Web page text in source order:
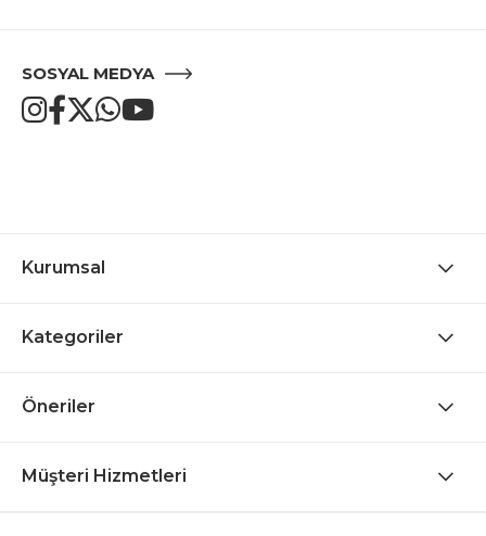
SOSYAL MEDYA
Kurumsal
Kategoriler
Öneriler
Müşteri Hizmetleri